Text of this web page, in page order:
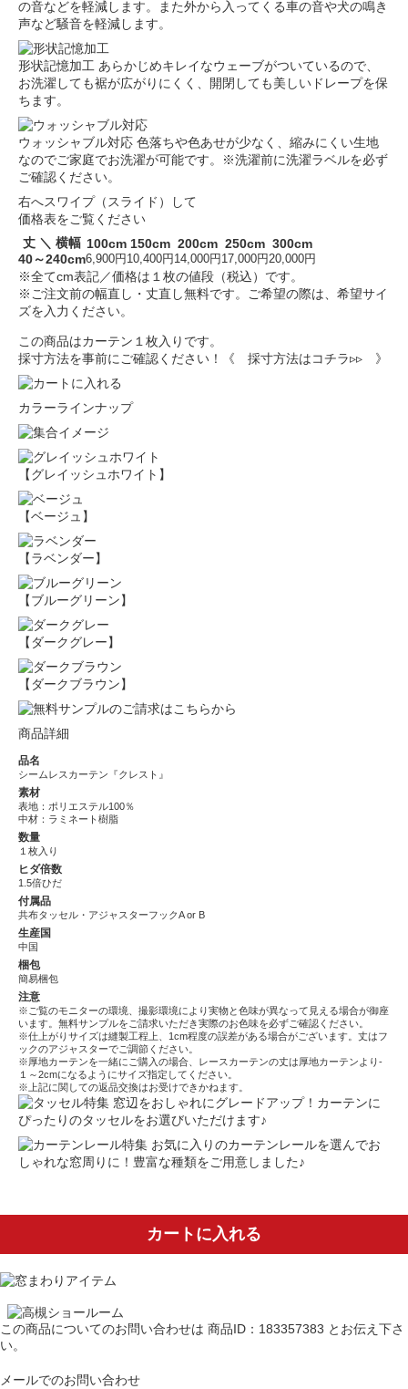
の音などを軽減します。また外から入ってくる車の音や犬の鳴き
声など騒音を軽減します。
形状記憶加工 あらかじめキレイなウェーブがついているので、
お洗濯しても裾が広がりにくく、開閉しても美しいドレープを保
ちます。
ウォッシャブル対応 色落ちや色あせが少なく、縮みにくい生地
なのでご家庭でお洗濯が可能です。※洗濯前に洗濯ラベルを必ず
ご確認ください。
右へスワイプ（スライド）して
価格表をご覧ください
丈 ＼ 横幅 100cm 150cm 200cm 250cm 300cm
40～240cm6,900円 10,400円 14,000円 17,000円20,000円
※全てcm表記／価格は１枚の値段（税込）です。
※ご注文前の幅直し・丈直し無料です。ご希望の際は、希望サイ
ズを入力ください。
この商品はカーテン１枚入りです。
採寸方法を事前にご確認ください！
《 採寸方法はコチラ▹▹ 》
カラーラインナップ
【グレイッシュホワイト】
【ベージュ】
【ラベンダー】
【ブルーグリーン】
【ダークグレー】
【ダークブラウン】
商品詳細
品名
シームレスカーテン『クレスト』
素材
表地：ポリエステル100％
中材：ラミネート樹脂
数量
１枚入り
ヒダ倍数
1.5倍ひだ
付属品
共布タッセル・アジャスターフックA or B
生産国
中国
梱包
簡易梱包
注意
※ご覧のモニターの環境、撮影環境により実物と色味が異なって見える場合が御座
います。無料サンプルをご請求いただき実際のお色味を必ずご確認ください。
※仕上がりサイズは縫製工程上、1cm程度の誤差がある場合がございます。丈はフ
ックのアジャスターでご調節ください。
※厚地カーテンを一緒にご購入の場合、レースカーテンの丈は厚地カーテンより-
１～2cmになるようにサイズ指定してください。
※上記に関しての返品交換はお受けできかねます。
窓辺をおしゃれにグレードアップ！カーテンに
ぴったりのタッセルをお選びいただけます♪
お気に入りのカーテンレールを選んでお
しゃれな窓周りに！豊富な種類をご用意しました♪
カートに入れる
この商品についてのお問い合わせは 商品ID：183357383 とお伝え下さ
い。
メールでのお問い合わせ